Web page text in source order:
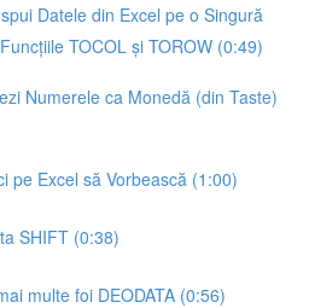
Datele din Excel pe o Singură
TOCOL și TOROW (0:49)
Numerele ca Monedă (din Taste)
pe Excel să Vorbească (1:00)
SHIFT (0:38)
multe foi DEODATA (0:56)